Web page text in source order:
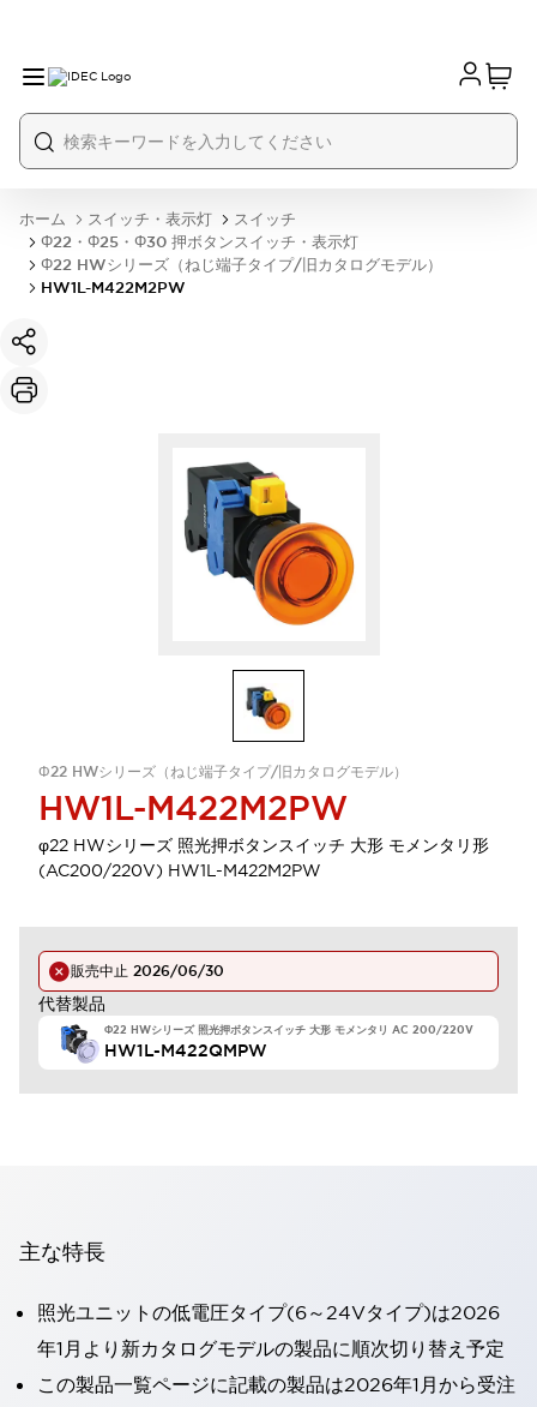
ホーム スイッチ・表示灯
スイッチ
Φ22・Φ25・Φ30 押ボタンスイッチ・表示灯
Φ22 HWシリーズ（ねじ端子タイプ/旧カタログモデル）
HW1L-M422M2PW
Φ22 HWシリーズ（ねじ端子タイプ/旧カタログモデル）
HW1L-M422M2PW
φ22 HWシリーズ 照光押ボタンスイッチ 大形 モメンタリ形
(AC200/220V) HW1L-M422M2PW
販売中止 2026/06/30
代替製品
Φ22 HWシリーズ 照光押ボタンスイッチ 大形 モメンタリ AC 200/220V
HW1L-M422QMPW
主な特長
照光ユニットの低電圧タイプ(6～24Vタイプ)は2026
年1月より新カタログモデルの製品に順次切り替え予定
この製品一覧ページに記載の製品は2026年1月から受注